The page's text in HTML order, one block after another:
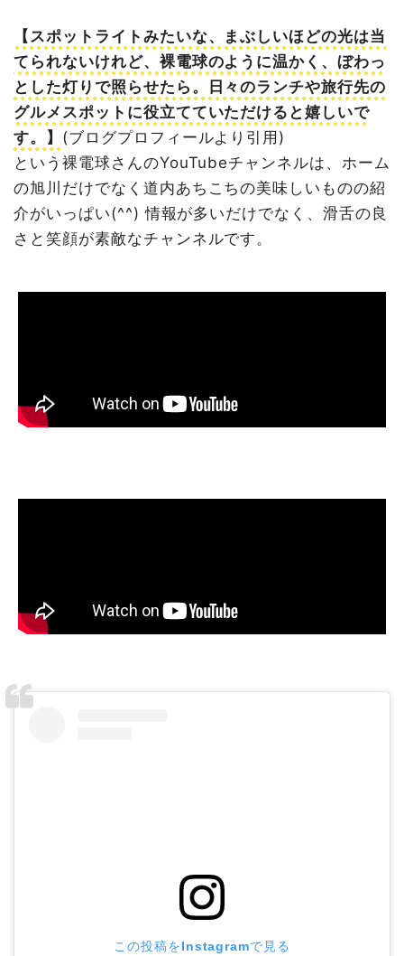
【スポットライトみたいな、まぶしいほどの光は当
てられないけれど、裸電球のように温かく、ぼわっ
とした灯りで照らせたら。日々のランチや旅行先の
グルメスポットに役立てていただけると嬉しいで
す。】 (ブログプロフィールより引用)
という裸電球さんのYouTubeチャンネルは、ホーム
の旭川だけでなく道内あちこちの美味しいものの紹
介がいっぱい(^^) 情報が多いだけでなく、滑舌の良
さと笑顔が素敵なチャンネルです。
この投稿をInstagramで見る